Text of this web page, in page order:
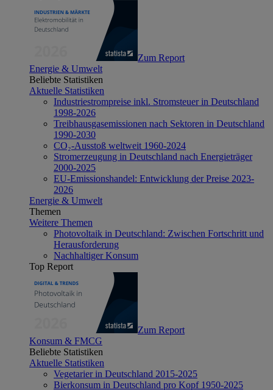
Zum Report
Energie & Umwelt
Beliebte Statistiken
Aktuelle Statistiken
Industriestrompreise inkl. Stromsteuer in Deutschland
1998-2026
Treibhausgasemissionen nach Sektoren in Deutschland
1990-2030
CO₂-Ausstoß weltweit 1960-2024
Stromerzeugung in Deutschland nach Energieträger
2000-2025
EU-Emissionshandel: Entwicklung der Preise 2023-
2026
Energie & Umwelt
Themen
Weitere Themen
Photovoltaik in Deutschland: Zwischen Fortschritt und
Herausforderung
Nachhaltiger Konsum
Top Report
Zum Report
Konsum & FMCG
Beliebte Statistiken
Aktuelle Statistiken
Vegetarier in Deutschland 2015-2025
Bierkonsum in Deutschland pro Kopf 1950-2025